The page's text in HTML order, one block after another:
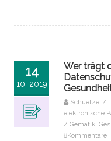
14
10, 2019
Wer trägt
Schuetze /
elektronische
/ Gematik
8Kommentare